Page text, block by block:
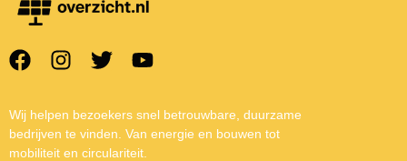
Wij helpen bezoekers snel betrouwbare, duurzame
bedrijven te vinden. Van energie en bouwen tot
mobiliteit en circulariteit.